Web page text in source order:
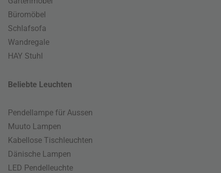
Büromöbel
Schlafsofa
Wandregale
HAY Stuhl
Beliebte Leuchten
Pendellampe für Aussen
Muuto Lampen
Kabellose Tischleuchten
Dänische Lampen
LED Pendelleuchte